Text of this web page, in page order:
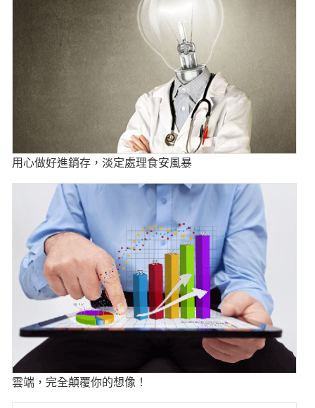
用心做好進銷存，淡定處理食安風暴
雲端，完全顛覆你的想像！